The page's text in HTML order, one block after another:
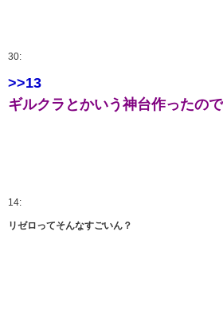
30:
>>13
ギルクラとかいう神台作ったの
14:
リゼロってそんなすごいん？